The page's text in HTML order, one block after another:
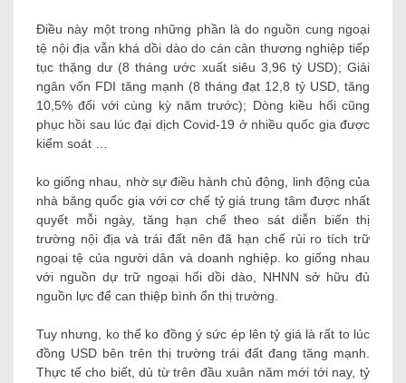
Điều này một trong những phần là do nguồn cung ngoại
tệ nội địa vẫn khá dồi dào do cán cân thương nghiệp tiếp
tục thặng dư (8 tháng ước xuất siêu 3,96 tỷ USD); Giải
ngân vốn FDI tăng mạnh (8 tháng đạt 12,8 tỷ USD, tăng
10,5% đối với cùng kỳ năm trước); Dòng kiều hối cũng
phục hồi sau lúc đại dịch Covid-19 ở nhiều quốc gia được
kiểm soát …
ko giống nhau, nhờ sự điều hành chủ động, linh động của
nhà băng quốc gia với cơ chế tỷ giá trung tâm được nhất
quyết mỗi ngày, tăng hạn chế theo sát diễn biến thị
trường nội địa và trái đất nên đã hạn chế rủi ro tích trữ
ngoại tệ của người dân và doanh nghiệp. ko giống nhau
với nguồn dự trữ ngoại hối dồi dào, NHNN sở hữu đủ
nguồn lực để can thiệp bình ổn thị trường.
Tuy nhưng, ko thể ko đồng ý sức ép lên tỷ giá là rất to lúc
đồng USD bên trên thị trường trái đất đang tăng mạnh.
Thực tế cho biết, dù từ trên đầu xuân năm mới tới nay, tỷ